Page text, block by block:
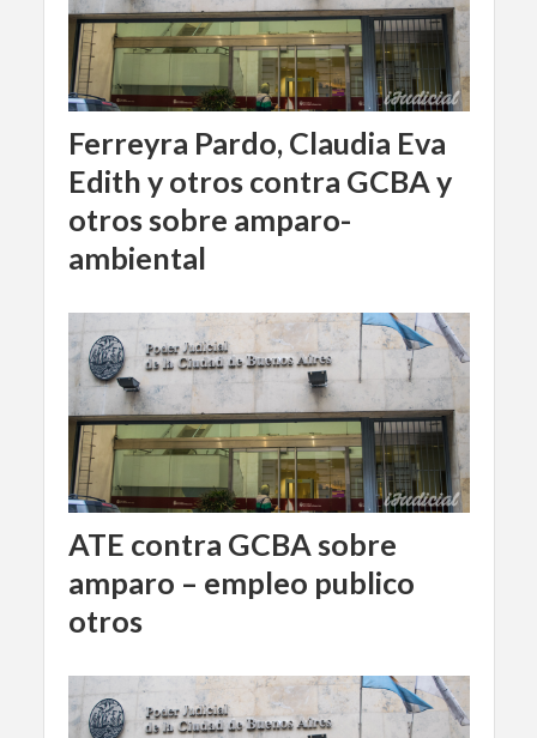
Ferreyra Pardo, Claudia Eva
Edith y otros contra GCBA y
otros sobre amparo-
ambiental
ATE contra GCBA sobre
amparo – empleo publico
otros